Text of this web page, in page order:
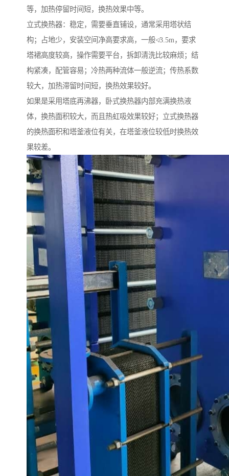
等，加热停留时间短，换热效果中等。
立式换热器：稳定，需要垂直铺设，通常采用塔状结
构；占地少，安装空间净高要求高，一般≮3.5m，要求
塔裙高度较高，操作需要平台，拆卸清洗比较麻烦；结
构紧凑，配管容易；冷热两种流体一般逆流；传热系数
较大，加热滞留时间短，换热效果较好。
如果是采用塔底再沸器，卧式换热器内部充满换热液
体，换热面积较大，而且热虹吸效果较好；立式换热器
的换热面积和塔釜液位有关，在塔釜液位较低时换热效
果较差。